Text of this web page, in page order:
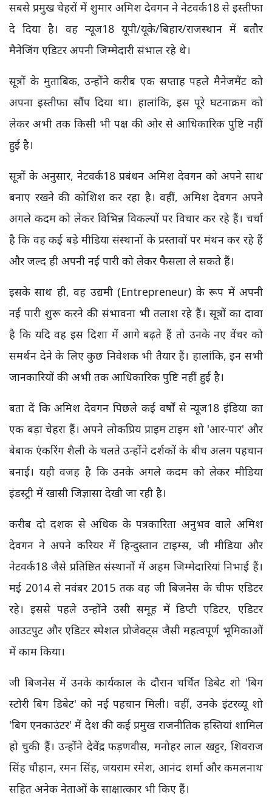
सबसे प्रमुख चेहरों में शुमार अमिश देवगन ने नेटवर्क18 से इस्तीफा
दे दिया है। वह न्यूज18 यूपी/यूके/बिहार/राजस्थान में बतौर
मैनेजिंग एडिटर अपनी जिम्मेदारी संभाल रहे थे।
सूत्रों के मुताबिक, उन्होंने करीब एक सप्ताह पहले मैनेजमेंट को
अपना इस्तीफा सौंप दिया था। हालांकि, इस पूरे घटनाक्रम को
लेकर अभी तक किसी भी पक्ष की ओर से आधिकारिक पुष्टि नहीं
हुई है।
सूत्रों के अनुसार, नेटवर्क18 प्रबंधन अमिश देवगन को अपने साथ
बनाए रखने की कोशिश कर रहा है। वहीं, अमिश देवगन अपने
अगले कदम को लेकर विभिन्न विकल्पों पर विचार कर रहे हैं। चर्चा
है कि वह कई बड़े मीडिया संस्थानों के प्रस्तावों पर मंथन कर रहे हैं
और जल्द ही अपनी नई पारी को लेकर फैसला ले सकते हैं।
इसके साथ ही, वह उद्यमी (Entrepreneur) के रूप में अपनी
नई पारी शुरू करने की संभावना भी तलाश रहे हैं। सूत्रों का दावा
है कि यदि वह इस दिशा में आगे बढ़ते हैं तो उनके नए वेंचर को
समर्थन देने के लिए कुछ निवेशक भी तैयार हैं। हालांकि, इन सभी
जानकारियों की अभी तक आधिकारिक पुष्टि नहीं हुई है।
बता दें कि अमिश देवगन पिछले कई वर्षों से न्यूज18 इंडिया का
एक बड़ा चेहरा हैं। अपने लोकप्रिय प्राइम टाइम शो 'आर-पार' और
बेबाक एंकरिंग शैली के चलते उन्होंने दर्शकों के बीच अलग पहचान
बनाई। यही वजह है कि उनके अगले कदम को लेकर मीडिया
इंडस्ट्री में खासी जिज्ञासा देखी जा रही है।
करीब दो दशक से अधिक के पत्रकारिता अनुभव वाले अमिश
देवगन ने अपने करियर में हिन्दुस्तान टाइम्स, जी मीडिया और
नेटवर्क18 जैसे प्रतिष्ठित संस्थानों में अहम जिम्मेदारियां निभाई हैं।
मई 2014 से नवंबर 2015 तक वह जी बिजनेस के चीफ एडिटर
रहे। इससे पहले उन्होंने उसी समूह में डिप्टी एडिटर, एडिटर
आउटपुट और एडिटर स्पेशल प्रोजेक्ट्स जैसी महत्वपूर्ण भूमिकाओं
में काम किया।
जी बिजनेस में उनके कार्यकाल के दौरान चर्चित डिबेट शो 'बिग
स्टोरी बिग डिबेट' को नई पहचान मिली। वहीं, उनके इंटरव्यू शो
'बिग एनकाउंटर' में देश की कई प्रमुख राजनीतिक हस्तियां शामिल
हो चुकी हैं। उन्होंने देवेंद्र फड़णवीस, मनोहर लाल खट्टर, शिवराज
सिंह चौहान, रमन सिंह, जयराम रमेश, आनंद शर्मा और कमलनाथ
सहित अनेक नेताओं के साक्षात्कार भी किए हैं।